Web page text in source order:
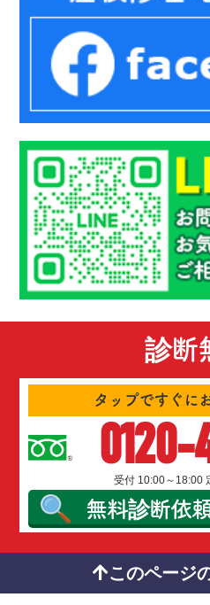
診断
タップですぐに
0120-
受付 10:00～18:00
無料診断依
このページ